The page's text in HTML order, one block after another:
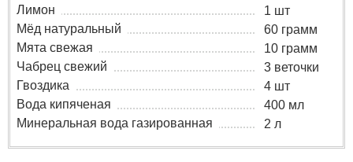
Лимон
1 шт
Мёд натуральный
60 грамм
Мята свежая
10 грамм
Чабрец свежий
3 веточки
Гвоздика
4 шт
Вода кипяченая
400 мл
Минеральная вода газированная
2 л